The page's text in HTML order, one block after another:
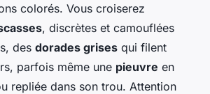
colorés. Vous croiserez
, discrètes et camouflées
des dorades grises qui filent
parfois même une pieuvre en
repliée dans son trou. Attention